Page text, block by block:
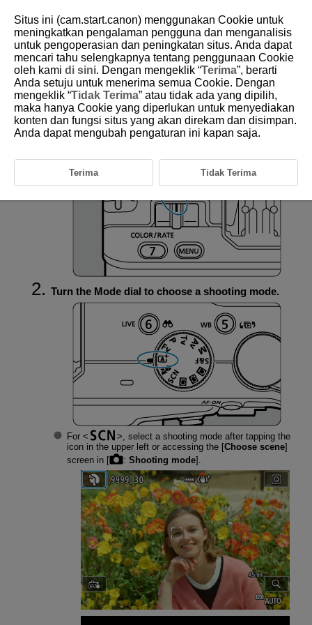
D388-042
Setting the Shooting Mode
Set the still photo shooting/movie recording switch
to
Turn the Mode dial to choose a shooting mode.
For
, select a shooting mode after tapping the
icon in the upper left or accessing the [Choose scene]
screen in [
: Shooting mode].
Situs ini (cam.start.canon) menggunakan Cookie untuk
meningkatkan pengalaman pengguna dan menganalisis
untuk pengoperasian dan peningkatan situs. Anda dapat
mencari tahu selengkapnya tentang penggunaan Cookie
oleh kami di sini. Dengan mengeklik “Terima”, berarti
Anda setuju untuk menerima semua Cookie. Dengan
mengeklik “Tidak Terima” atau tidak ada yang dipilih,
maka hanya Cookie yang diperlukan untuk menyediakan
konten dan fungsi situs yang akan direkam dan disimpan.
Anda dapat mengubah pengaturan ini kapan saja.
Terima Tidak Terima